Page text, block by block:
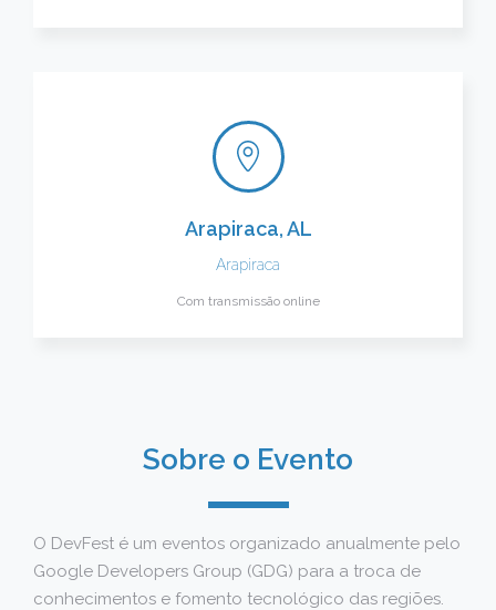
Arapiraca, AL
Arapiraca
Com transmissão online
Sobre o Evento
O DevFest é um eventos organizado anualmente pelo
Google Developers Group (GDG) para a troca de
conhecimentos e fomento tecnológico das regiões.